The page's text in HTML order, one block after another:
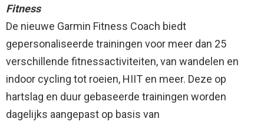
Fitness
De nieuwe Garmin Fitness Coach biedt
gepersonaliseerde trainingen voor meer dan 25
verschillende fitnessactiviteiten, van wandelen en
indoor cycling tot roeien, HIIT en meer. Deze op
hartslag en duur gebaseerde trainingen worden
dagelijks aangepast op basis van